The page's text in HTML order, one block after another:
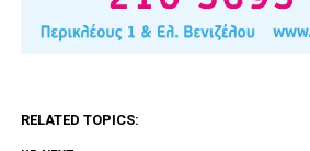
RELATED TOPICS: